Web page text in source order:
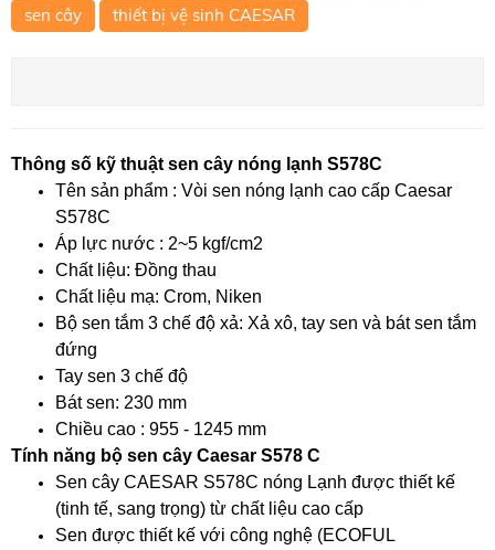
sen cây
thiết bị vệ sinh CAESAR
Thông số kỹ thuật sen cây nóng lạnh S578C
Tên sản phẩm : Vòi sen nóng lạnh cao cấp Caesar
S578C
Áp lực nước : 2~5 kgf/cm2
Chất liệu: Đồng thau
Chất liệu mạ: Crom, Niken
Bộ sen tắm 3 chế độ xả: Xả xô, tay sen và bát sen tắm
đứng
Tay sen 3 chế độ
Bát sen: 230 mm
Chiều cao : 955 - 1245 mm
Tính năng bộ sen cây Caesar S578 C
Sen cây CAESAR S578C nóng Lạnh được thiết kế
(tinh tế, sang trọng) từ chất liệu cao cấp
Sen được thiết kế với công nghệ (ECOFUL